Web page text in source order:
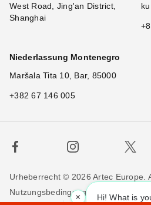
Hi! What is
×
West Road, Jing'an District,
Shanghai
Niederlassung Montenegro
Maršala Tita 10, Bar, 85000
+382 67 146 005
Urheberrecht © 2026 Artec Europe.
Nutzungsbedingungen